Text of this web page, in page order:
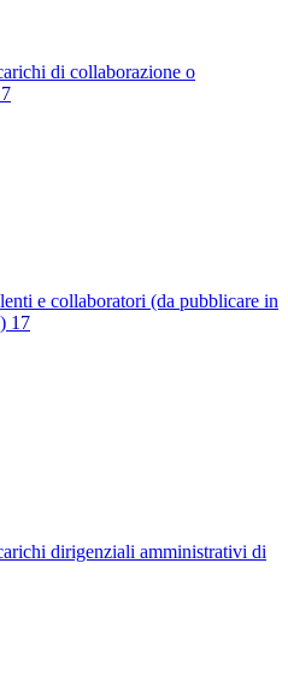
di collaborazione o
e collaboratori (da pubblicare in
17
dirigenziali amministrativi di